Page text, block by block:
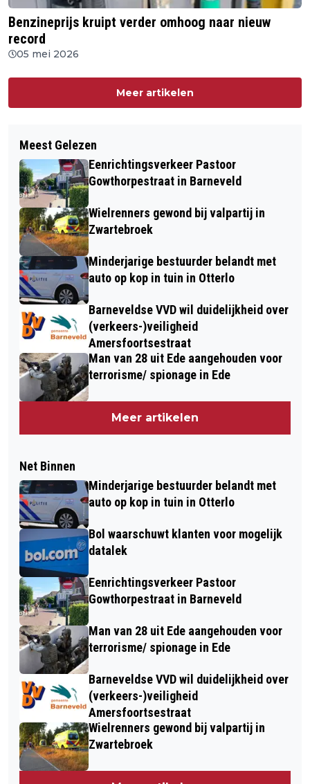
Benzineprijs kruipt verder omhoog naar nieuw
record
05 mei 2026
Meer artikelen
Meest Gelezen
Eenrichtingsverkeer Pastoor
Gowthorpestraat in Barneveld
Wielrenners gewond bij valpartij in
Zwartebroek
Minderjarige bestuurder belandt met
auto op kop in tuin in Otterlo
Barneveldse VVD wil duidelijkheid over
(verkeers-)veiligheid
Amersfoortsestraat
Man van 28 uit Ede aangehouden voor
terrorisme/ spionage in Ede
Meer artikelen
Net Binnen
Minderjarige bestuurder belandt met
auto op kop in tuin in Otterlo
Bol waarschuwt klanten voor mogelijk
datalek
Eenrichtingsverkeer Pastoor
Gowthorpestraat in Barneveld
Man van 28 uit Ede aangehouden voor
terrorisme/ spionage in Ede
Barneveldse VVD wil duidelijkheid over
(verkeers-)veiligheid
Amersfoortsestraat
Wielrenners gewond bij valpartij in
Zwartebroek